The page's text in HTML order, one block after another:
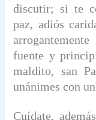
discutir; si te
paz, adiós
fuente y
maldito, san
unánimes con
Cuídate,